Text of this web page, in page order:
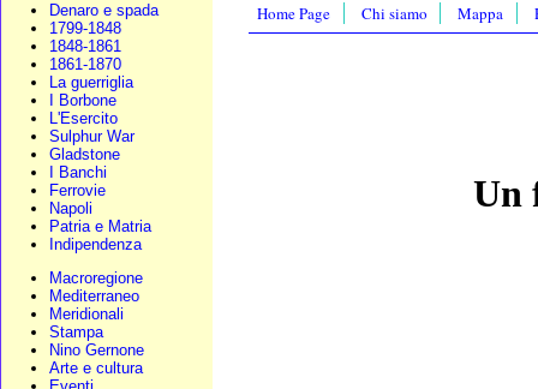
Denaro e spada
1799-1848
1848-1861
1861-1870
La guerriglia
I Borbone
L'Esercito
Sulphur War
Gladstone
I Banchi
Ferrovie
Napoli
Patria e Matria
Indipendenza
Macroregione
Mediterraneo
Meridionali
Stampa
Nino Gernone
Arte e cultura
Home Page Chi siamo Mappa
Un